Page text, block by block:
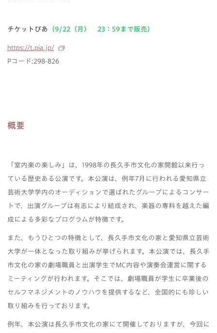
チケットぴあ （9/22（月） 23：59まで販売）
https://t.pia.jp/
Pコード:298-826
概要
「室内楽の楽しみ」は、1998年の長久手市文化の家開館以来行っ
ている歴史ある公演です。本公演は、例年7月に行われる愛知県立
芸術大学学内のオーディションで選ばれたグループによるコンサー
トで、出演グループは有志により結成され、楽器の専科を越えた編
成による多彩なプログラムが特徴です。
また、もうひとつの特徴として、長久手市文化の家と愛知県立芸術
大学が一体となった取り組みが挙げられます。本公演では、長久手
市文化の家の劇場職員と出演学生でMC内容や演奏会運営に関する
ミーティングが行われます。そこでは、劇場職員が学生に卒業後の
セルフマネジメントのノウハウを提供するなど、全国的にも珍しい
取り組みを行っております。
例年、本公演は長久手市文化の家にて開催しておりますが、今回に